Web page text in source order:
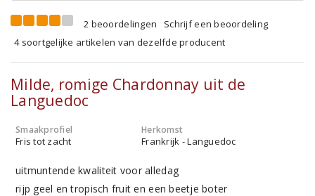
2 beoordelingen
Schrijf een beoordeling
4 soortgelijke artikelen van dezelfde producent
Milde, romige Chardonnay uit de
Languedoc
Smaakprofiel
Fris tot zacht
Herkomst
Frankrijk - Languedoc
uitmuntende kwaliteit voor alledag
rijp geel en tropisch fruit en een beetje boter